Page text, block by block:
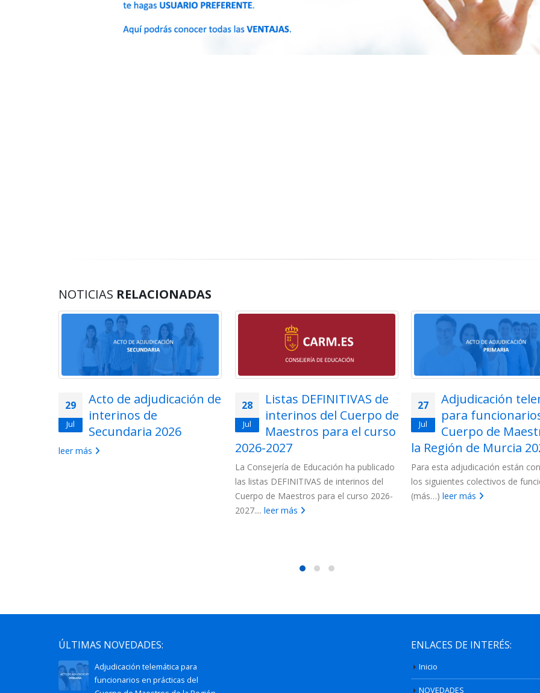
NOTICIAS RELACIONADAS
29
Jul
Acto de adjudicación de
interinos de
Secundaria 2026
leer más
28
Jul
Listas DEFINITIVAS de
interinos del Cuerpo de
Maestros para el curso
2026-2027
La Consejería de Educación ha publicado
las listas DEFINITIVAS de interinos del
Cuerpo de Maestros para el curso 2026-
2027.... leer más
27
Jul
Adjudicación
para
Cuerpo de
la Región de Murcia
Para esta adjudicación están
los siguientes colectivos de
(más…) leer más
ÚLTIMAS NOVEDADES:
Adjudicación telemática para
funcionarios en prácticas del
ENLACES DE INTERÉS:
Inicio
NOVEDADES